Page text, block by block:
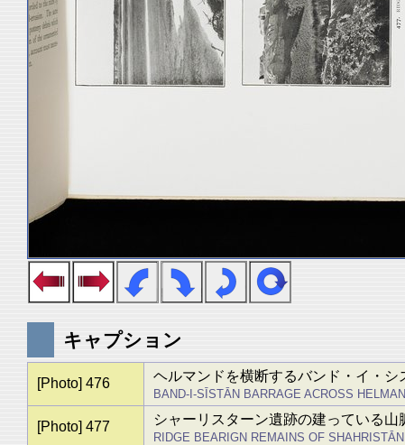
キャプション
[Photo] 476 ヘルマンドを横断するバンド・イ・
BAND-I-SĪSTĀN BARRAGE ACROSS
[Photo] 477 シャーリスターン遺跡の建っている山
RIDGE BEARIGN REMAINS OF